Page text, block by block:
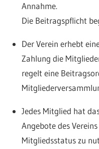
Annahme.
Die Beitragspflicht
Der Verein erhebt
Zahlung die
regelt eine
Jedes Mitglied hat
Angebote des
Mitgliedsstatus zu